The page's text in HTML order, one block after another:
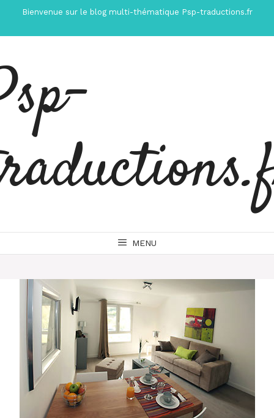
contenu
Bienvenue sur le blog multi-thématique Psp-traductions.fr
MENU